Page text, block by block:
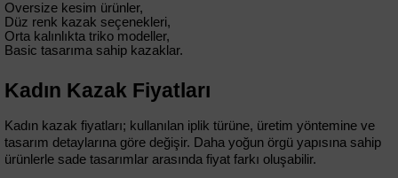
Oversize kesim ürünler,
Düz renk kazak seçenekleri,
Orta kalınlıkta triko modeller,
Basic tasarıma sahip kazaklar.
Kadın Kazak Fiyatları
Kadın kazak fiyatları; kullanılan iplik türüne, üretim yöntemine ve
tasarım detaylarına göre değişir. Daha yoğun örgü yapısına sahip
ürünlerle sade tasarımlar arasında fiyat farkı oluşabilir.